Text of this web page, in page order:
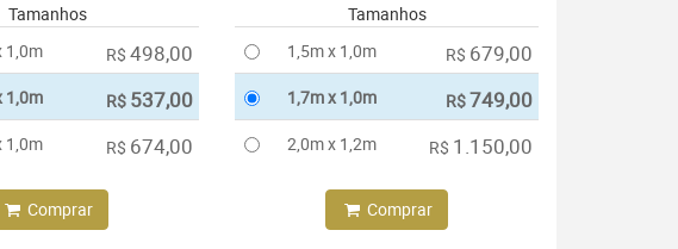
Tamanhos
1,0m
R$ 498,00
1,0m R$ 537,00
1,0m R$ 674,00
Comprar
Tamanhos
1,5m x 1,0m
R$ 679,00
1,7m x 1,0m R$749,00
2,0m x 1,2m R$ 1.150,00
Comprar